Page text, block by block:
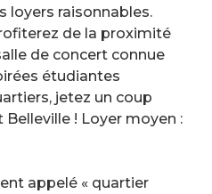
loyers raisonnables.
de la proximité
de concert connue
étudiantes
jetez un coup
Belleville ! Loyer moyen :
appelé « quartier